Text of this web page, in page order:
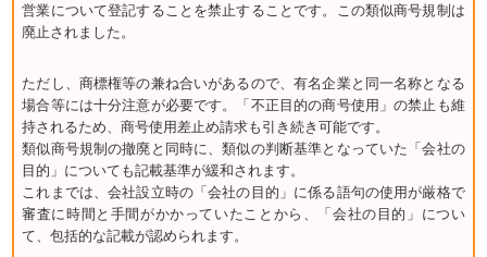
営業について登記することを禁止することです。この類似商号規制は
廃止されました。
ただし、商標権等の兼ね合いがあるので、有名企業と同一名称となる
場合等には十分注意が必要です。「不正目的の商号使用」の禁止も維
持されるため、商号使用差止め請求も引き続き可能です。
類似商号規制の撤廃と同時に、類似の判断基準となっていた「会社の
目的」についても記載基準が緩和されます。
これまでは、会社設立時の「会社の目的」に係る語句の使用が厳格で
審査に時間と手間がかかっていたことから、「会社の目的」につい
て、包括的な記載が認められます。